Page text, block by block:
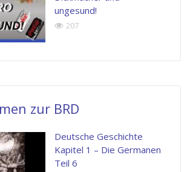
ungesund!
207
zur BRD
Deutsche Geschichte
Kapitel 1 – Die Germanen
Teil 6